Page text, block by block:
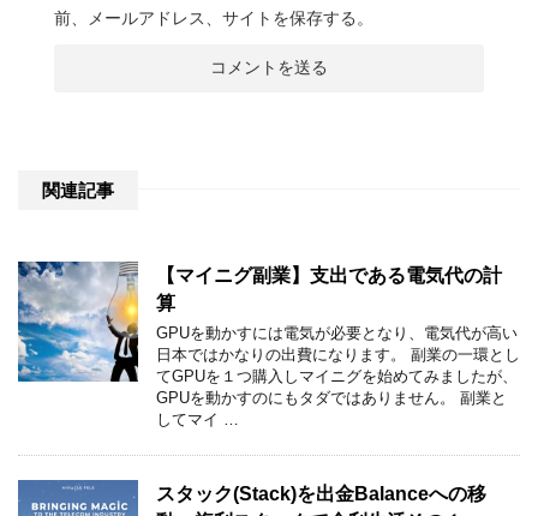
前、メールアドレス、サイトを保存する。
関連記事
【マイニグ副業】支出である電気代の計
算
GPUを動かすには電気が必要となり、電気代が高い
日本ではかなりの出費になります。 副業の一環とし
てGPUを１つ購入しマイニグを始めてみましたが、
GPUを動かすのにもタダではありません。 副業と
してマイ …
スタック(Stack)を出金Balanceへの移